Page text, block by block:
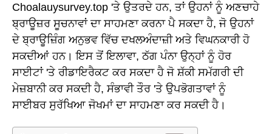
Choalauysurvey.top 'ਤੇ ਉਤਰਦੇ ਹਨ, ਤਾਂ ਉਹਨਾਂ ਨੂੰ ਅਣਚਾਹੇ
ਬ੍ਰਾਊਜ਼ਰ ਸੂਚਨਾਵਾਂ ਦਾ ਸਾਹਮਣਾ ਕਰਨਾ ਪੈ ਸਕਦਾ ਹੈ, ਜੋ ਉਹਨਾਂ
ਦੇ ਬ੍ਰਾਊਜ਼ਿੰਗ ਅਨੁਭਵ ਵਿੱਚ ਦਖਲਅੰਦਾਜ਼ੀ ਅਤੇ ਵਿਘਨਕਾਰੀ ਹੋ
ਸਕਦੀਆਂ ਹਨ। ਇਸ ਤੋਂ ਇਲਾਵਾ, ਠੱਗ ਪੰਨਾ ਉਨ੍ਹਾਂ ਨੂੰ ਹੋਰ
ਸਾਈਟਾਂ 'ਤੇ ਰੀਡਾਇਰੈਕਟ ਕਰ ਸਕਦਾ ਹੈ ਜੋ ਸ਼ੱਕੀ ਸਮੱਗਰੀ ਦੀ
ਮੇਜ਼ਬਾਨੀ ਕਰ ਸਕਦੀ ਹੈ, ਸੰਭਾਵੀ ਤੌਰ 'ਤੇ ਉਪਭੋਗਤਾਵਾਂ ਨੂੰ
ਸਾਈਬਰ ਸੁਰੱਖਿਆ ਜੋਖਮਾਂ ਦਾ ਸਾਹਮਣਾ ਕਰ ਸਕਦੀ ਹੈ।